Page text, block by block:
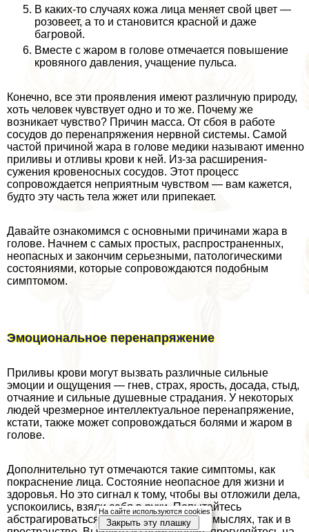
В каких-то случаях кожа лица меняет свой цвет —
розовеет, а то и становится красной и даже
багровой.
Вместе с жаром в голове отмечается повышение
кровяного давления, учащение пульса.
Конечно, все эти проявления имеют различную природу,
хоть человек чувствует одно и то же. Почему же
возникает чувство? Причин масса. От сбоя в работе
сосудов до перенапряжения нервной системы. Самой
частой причиной жара в голове медики называют именно
приливы и отливы крови к ней. Из-за расширения-
сужения кровеносных сосудов. Этот процесс
сопровождается неприятным чувством — вам кажется,
будто эту часть тела жжет или припекает.
Давайте ознакомимся с основными причинами жара в
голове. Начнем с самых простых, распространенных,
неопасных и закончим серьезными, патологическими
состояниями, которые сопровождаются подобным
симптомом.
Эмоциональное перенапряжение
Приливы крови могут вызвать различные сильные
эмоции и ощущения — гнев, страх, ярость, досада, стыд,
отчаяние и сильные душевные страдания. У некоторых
людей чрезмерное интеллектуальное перенапряжение,
кстати, также может сопровождаться болями и жаром в
голове.
Дополнительно тут отмечаются такие симптомы, как
покраснение лица. Состояние неопасное для жизни и
здоровья. Но это сигнал к тому, чтобы вы отложили дела,
успокоились, взяли себя в руки. Попытайтесь
абстрагироваться от проблемы — как в мыслях, так и в
На сайте используются cookies
Закрыть эту плашку